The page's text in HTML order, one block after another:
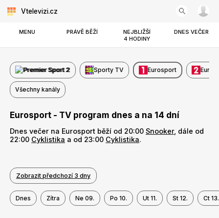
Vtelevizi.cz
MENU PRÁVĚ BĚŽÍ
NEJBLIŽŠÍ
4 HODINY
DNES VEČER
Premier Sport 2 Sporty TV Eurosport
Všechny kanály
Eurosport - TV program dnes a na 14 dní
Dnes večer na Eurosport běží od 20:00 Snooker, dále od
22:00 Cyklistika a od 23:00 Cyklistika.
Zobrazit předchozí 3 dny
Dnes Zítra Ne 09. Po 10. Ut 11. St 12. Ct 13.